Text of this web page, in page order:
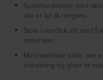
Spisebordsstole med
der er let at rengøre.
Stole i nordisk stil med
materialer.
Minimalistiske stole, der
indretning og giver et